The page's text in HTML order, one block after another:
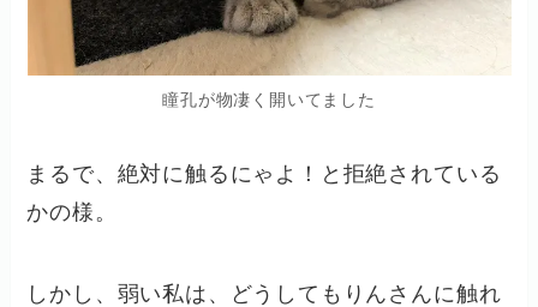
瞳孔が物凄く開いてました
まるで、絶対に触るにゃよ！と拒絶されている
かの様。
しかし、弱い私は、どうしてもりんさんに触れ